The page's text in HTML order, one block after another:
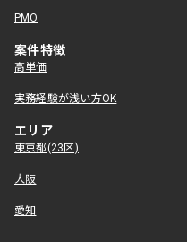
PMO
案件特徴
高単価
実務経験が浅い方OK
エリア
東京都(23区)
大阪
愛知